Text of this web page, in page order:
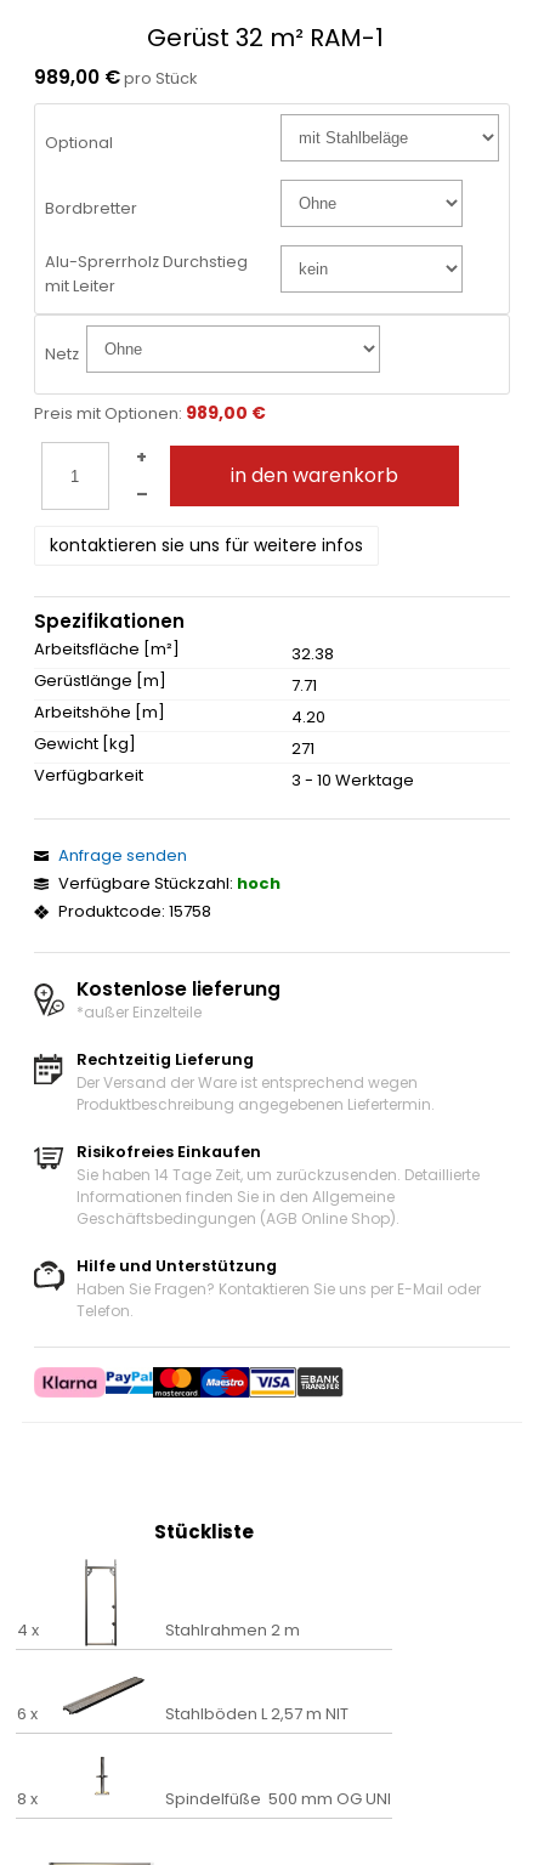
Gerüst 32 m² RAM-1
989,00 €pro Stück
Optional
Bordbretter
Alu-Sprerrholz Durchstieg
mit Leiter
Netz
Preis mit Optionen: 989,00 €
+
–
in den warenkorb
kontaktieren sie uns für weitere infos
Spezifikationen
Arbeitsfläche [m²]
32.38
Gerüstlänge [m]
7.71
Arbeitshöhe [m]
4.20
Gewicht [kg]
271
Verfügbarkeit
3 - 10 Werktage
Anfrage senden
Verfügbare Stückzahl: hoch
Produktcode: 15758
Kostenlose lieferung
*außer Einzelteile
Rechtzeitig Lieferung
Der Versand der Ware ist entsprechend wegen
Produktbeschreibung angegebenen Liefertermin.
Risikofreies Einkaufen
Sie haben 14 Tage Zeit, um zurückzusenden. Detaillierte
Informationen finden Sie in den Allgemeine
Geschäftsbedingungen (AGB Online Shop).
Hilfe und Unterstützung
Haben Sie Fragen? Kontaktieren Sie uns per E-Mail oder
Telefon.
Stückliste
4 x Stahlrahmen 2 m
6 x Stahlböden L 2,57 m NIT
8 x Spindelfüße 500 mm OG UNI